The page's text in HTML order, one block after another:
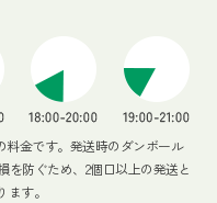
料金です。発送時のダンボール
を防ぐため、2個口以上の発送と
す。